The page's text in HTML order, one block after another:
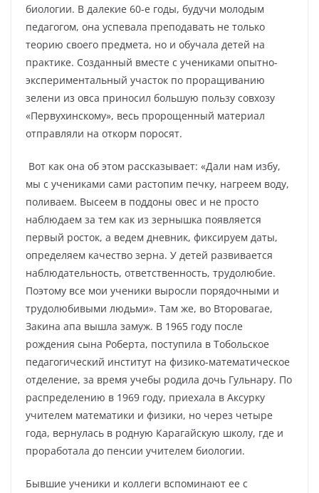
биологии. В далекие 60-е годы, будучи молодым
педагогом, она успевала преподавать не только
теорию своего предмета, но и обучала детей на
практике. Созданный вместе с учениками опытно-
экспериментальный участок по проращиванию
зелени из овса приносил большую пользу совхозу
«Первухинскому», весь пророщенный материал
отправляли на откорм поросят.
Вот как она об этом рассказывает: «Дали нам избу,
мы с учениками сами растопим печку, нагреем воду,
поливаем. Высеем в поддоны овес и не просто
наблюдаем за тем как из зернышка появляется
первый росток, а ведем дневник, фиксируем даты,
определяем качество зерна. У детей развивается
наблюдательность, ответственность, трудолюбие.
Поэтому все мои ученики выросли порядочными и
трудолюбивыми людьми». Там же, во Второвагае,
Закина апа вышла замуж. В 1965 году после
рождения сына Роберта, поступила в Тобольское
педагогический институт на физико-математическое
отделение, за время учебы родила дочь Гульнару. По
распределению в 1969 году, приехала в Аксурку
учителем математики и физики, но через четыре
года, вернулась в родную Карагайскую школу, где и
проработала до пенсии учителем биологии.
Бывшие ученики и коллеги вспоминают ее с